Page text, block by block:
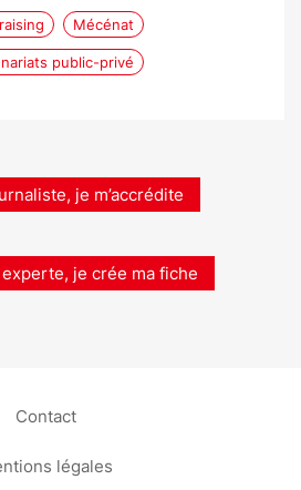
Mécénat
public-privé
je m’accrédite
je crée ma fiche
Contact
légales